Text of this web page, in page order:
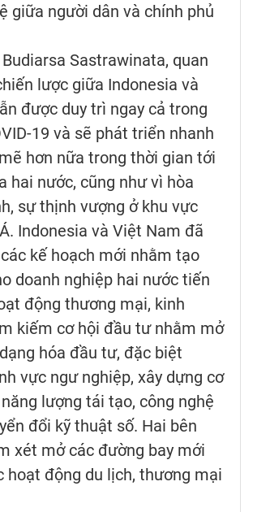
giữa người dân và chính phủ
Sastrawinata, quan
lược giữa Indonesia và
được duy trì ngay cả trong
19 và sẽ phát triển nhanh
hơn nữa trong thời gian tới
hai nước, cũng như vì hòa
sự thịnh vượng ở khu vực
Indonesia và Việt Nam đã
kế hoạch mới nhằm tạo
doanh nghiệp hai nước tiến
động thương mại, kinh
kiếm cơ hội đầu tư nhằm mở
hóa đầu tư, đặc biệt
vực ngư nghiệp, xây dựng cơ
lượng tái tạo, công nghệ
đổi kỹ thuật số. Hai bên
xét mở các đường bay mới
hoạt động du lịch, thương mại